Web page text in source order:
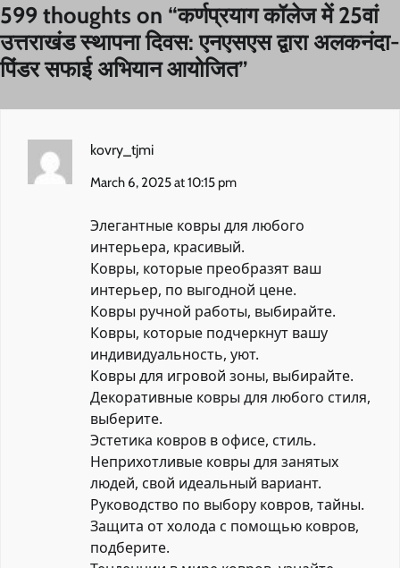
599 thoughts on “कर्णप्रयाग कॉलेज में 25वां
उत्तराखंड स्थापना दिवस: एनएसएस द्वारा अलकनंदा-
पिंडर सफाई अभियान आयोजित”
kovry_tjmi
March 6, 2025 at 10:15 pm
Элегантные ковры для любого
интерьера, красивый.
Ковры, которые преобразят ваш
интерьер, по выгодной цене.
Ковры ручной работы, выбирайте.
Ковры, которые подчеркнут вашу
индивидуальность, уют.
Ковры для игровой зоны, выбирайте.
Декоративные ковры для любого стиля,
выберите.
Эстетика ковров в офисе, стиль.
Неприхотливые ковры для занятых
людей, свой идеальный вариант.
Руководство по выбору ковров, тайны.
Защита от холода с помощью ковров,
подберите.